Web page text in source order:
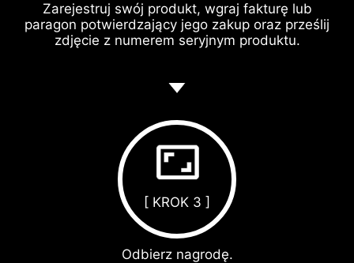
Zarejestruj swój produkt, wgraj fakturę lub
paragon potwierdzający jego zakup oraz prześlij
zdjęcie z numerem seryjnym produktu.
[ KROK 3 ]
Odbierz nagrodę.